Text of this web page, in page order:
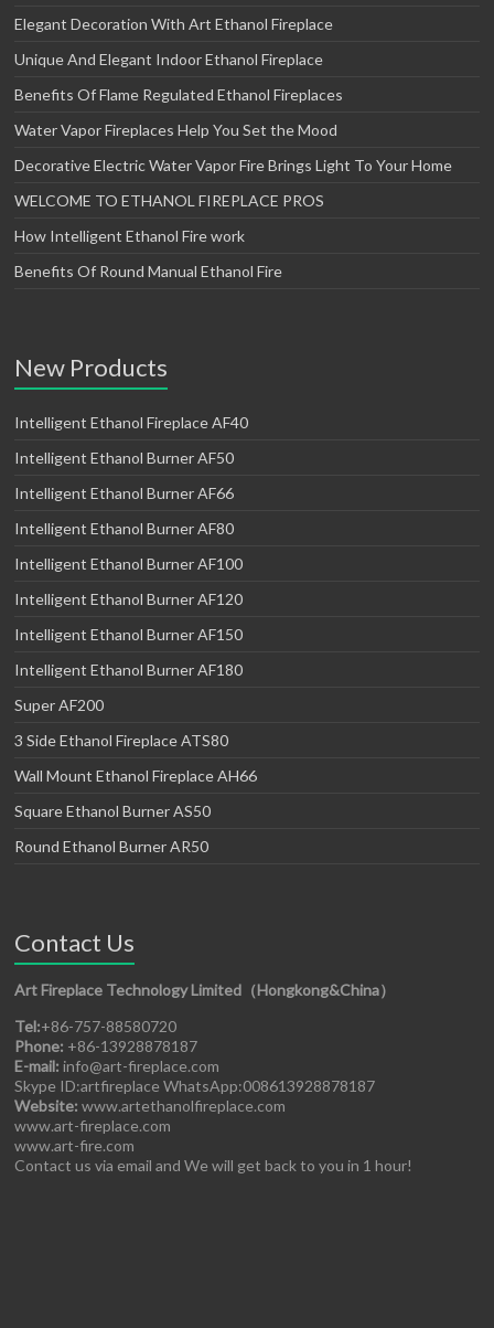
Elegant Decoration With Art Ethanol Fireplace
Unique And Elegant Indoor Ethanol Fireplace
Benefits Of Flame Regulated Ethanol Fireplaces
Water Vapor Fireplaces Help You Set the Mood
Decorative Electric Water Vapor Fire Brings Light To Your Home
WELCOME TO ETHANOL FIREPLACE PROS
How Intelligent Ethanol Fire work
Benefits Of Round Manual Ethanol Fire
New Products
Intelligent Ethanol Fireplace AF40
Intelligent Ethanol Burner AF50
Intelligent Ethanol Burner AF66
Intelligent Ethanol Burner AF80
Intelligent Ethanol Burner AF100
Intelligent Ethanol Burner AF120
Intelligent Ethanol Burner AF150
Intelligent Ethanol Burner AF180
Super AF200
3 Side Ethanol Fireplace ATS80
Wall Mount Ethanol Fireplace AH66
Square Ethanol Burner AS50
Round Ethanol Burner AR50
Contact Us
Art Fireplace Technology Limited（Hongkong&China）
Tel:+86-757-88580720
Phone: +86-13928878187
E-mail: info@art-fireplace.com
Skype ID:artfireplace WhatsApp:008613928878187
Website: www.artethanolfireplace.com
www.art-fireplace.com
www.art-fire.com
Contact us via email and We will get back to you in 1 hour!